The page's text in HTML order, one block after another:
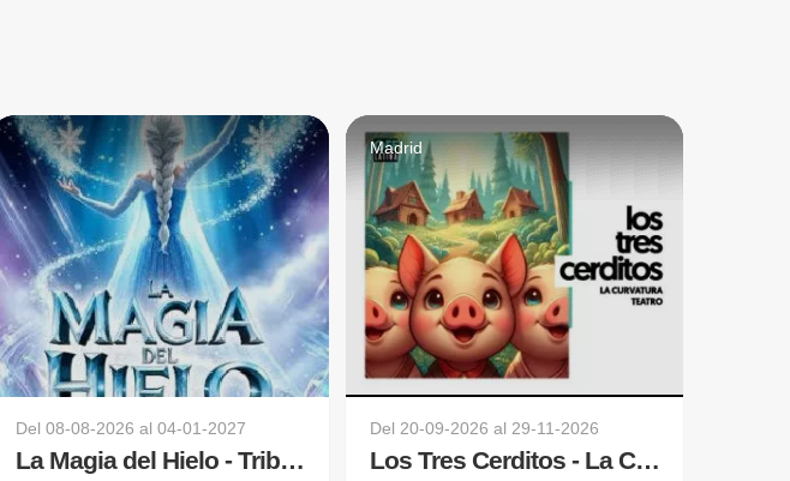
Del08-08-2026 al04-01-2027
La Magia del Hielo - Tributo a Frozen
Madrid
Del 20-09-2026 al 29-11-2026
Los Tres Cerditos - La Curvatura Teatro